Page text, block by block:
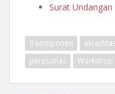
Surat Undangan
9 komponen
perpusnas
Workshop